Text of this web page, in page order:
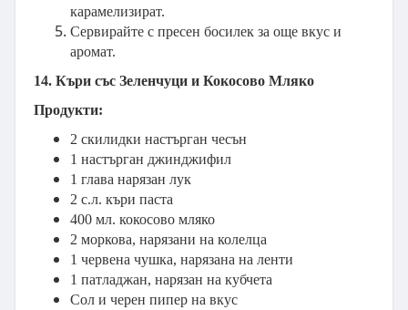
карамелизират.
Сервирайте с пресен босилек за още вкус и
аромат.
14. Къри със Зеленчуци и Кокосово Мляко
Продукти:
2 скилидки настърган чесън
1 настърган джинджифил
1 глава нарязан лук
2 с.л. къри паста
400 мл. кокосово мляко
2 моркова, нарязани на колелца
1 червена чушка, нарязана на ленти
1 патладжан, нарязан на кубчета
Сол и черен пипер на вкус